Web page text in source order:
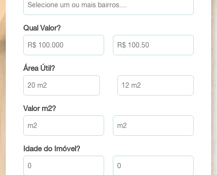
Qual Valor?
Área Útil?
Valor m2?
Idade do Imóvel?